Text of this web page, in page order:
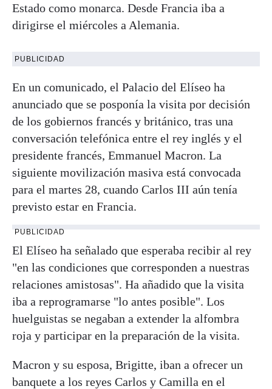
Estado como monarca. Desde Francia iba a
dirigirse el miércoles a Alemania.
PUBLICIDAD
En un comunicado, el Palacio del Elíseo ha
anunciado que se posponía la visita por decisión
de los gobiernos francés y británico, tras una
conversación telefónica entre el rey inglés y el
presidente francés, Emmanuel Macron. La
siguiente movilización masiva está convocada
para el martes 28, cuando Carlos III aún tenía
previsto estar en Francia.
PUBLICIDAD
El Elíseo ha señalado que esperaba recibir al rey
"en las condiciones que corresponden a nuestras
relaciones amistosas". Ha añadido que la visita
iba a reprogramarse "lo antes posible". Los
huelguistas se negaban a extender la alfombra
roja y participar en la preparación de la visita.
Macron y su esposa, Brigitte, iban a ofrecer un
banquete a los reyes Carlos y Camilla en el